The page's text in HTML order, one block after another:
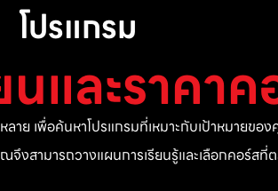
โปรแกรม
นและราคา
ลาย เพื่อค้นหาโปรแกรมที่เหมาะกับเป้าหมายข
จึงสามารถวางแผนการเรียนรู้และเลือกคอร์ส